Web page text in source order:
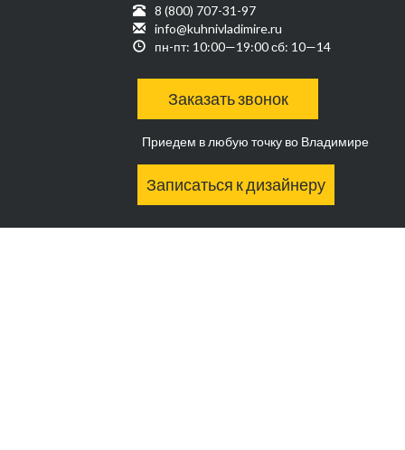
8 (800) 707-31-97
info@kuhnivladimire.ru
пн-пт: 10:00—19:00 сб: 10—14
Заказать звонок
Приедем в любую точку во Владимире
Записаться к дизайнеру